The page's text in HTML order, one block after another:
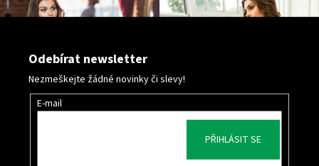
Odebírat newsletter
Nezmeškejte žádné novinky či slevy!
E-mail
PŘIHLÁSIT SE